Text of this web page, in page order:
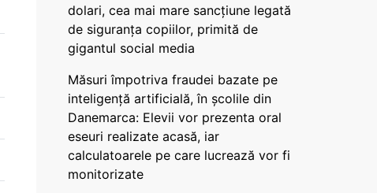
dolari, cea mai mare sancțiune legată
de siguranța copiilor, primită de
gigantul social media
Măsuri împotriva fraudei bazate pe
inteligență artificială, în școlile din
Danemarca: Elevii vor prezenta oral
eseuri realizate acasă, iar
calculatoarele pe care lucrează vor fi
monitorizate